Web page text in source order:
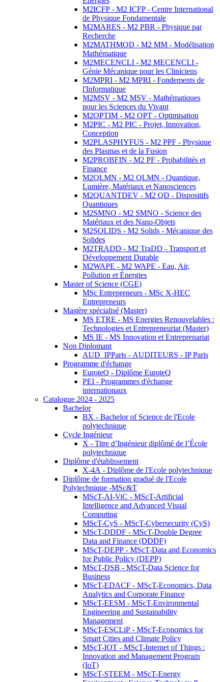
M2ICFP - M2 ICFP - Centre International
de Physique Fondamentale
M2MARES - M2 PBR - Physique par
Recherche
M2MATHMOD - M2 MM - Modélisation
Mathématique
M2MECENCLI - M2 MECENCLI -
Génie Mécanique pour les Cliniciens
M2MPRI - M2 MPRI - Fondements de
l'Informatique
M2MSV - M2 MSV - Mathématiques
pour les Sciences du Vivant
M2OPTIM - M2 OPT - Optimisation
M2PIC - M2 PIC - Projet, Innovation,
Conception
M2PLASPHYFUS - M2 PPF - Physique
des Plasmas et de la Fusion
M2PROBFIN - M2 PF - Probabilités et
Finance
M2QLMN - M2 QLMN - Quantique,
Lumière, Matériaux et Nanosciences
M2QUANTDEV - M2 QD - Dispositifs
Quantiques
M2SMNO - M2 SMNO - Science des
Matériaux et des Nano-Objets
M2SOLIDS - M2 Solids - Mécanique des
Solides
M2TRADD - M2 TraDD - Transport et
Développement Durable
M2WAPE - M2 WAPE - Eau, Air,
Pollution et Énergies
Master of Science (CGE)
MSc Entrepreneurs - MSc X-HEC
Entrepreneurs
Mastère spécialisé (Master)
MS ETRE - MS Energies Renouvelables :
Technologies et Entrepreneuriat (Master)
MS IE - MS Innovation et Entreprenariat
Non Diplomant
AUD_IPParis - AUDITEURS - IP Paris
Programme d'échange
EuroteQ - Diplôme EuroteQ
PEI - Programmes d'échange
internationaux
Catalogue 2024 - 2025
Bachelor
BX - Bachelor of Science de l'Ecole
polytechnique
Cycle Ingénieur
X - Titre d’Ingénieur diplômé de l’École
polytechnique
Diplôme d'établissement
X-4A - Diplôme de l'Ecole polytechnique
Diplôme de formation gradué de l'Ecole
Polytechnique -MSc&T
MScT-AI-ViC - MScT-Artificial
Intelligence and Advanced Visual
Computing
MScT-CyS - MScT-Cybersecurity (CyS)
MScT-DDDF - MScT-Double Degree
Data and Finance (DDDF)
MScT-DEPP - MScT-Data and Economics
for Public Policy (DEPP)
MScT-DSB - MScT-Data Science for
Business
MScT-EDACF - MScT-Economics, Data
Analytics and Corporate Finance
MScT-EESM - MScT-Environmental
Engineering and Sustainability
Management
MScT-ESCLiP - MScT-Economics for
Smart Cities and Climate Policy
MScT-IOT - MScT-Internet of Things :
Innovation and Management Program
(IoT)
MScT-STEEM - MScT-Energy